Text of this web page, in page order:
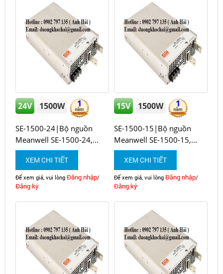
24V 1500W 1
SE-1500-24|Bộ nguồn
Meanwell SE-1500-24,...
XEM CHI TIẾT
Để xem giá, vui lòng Đăng nhập/
Đăng ký
15V 1500W 1
SE-1500-15|Bộ nguồn
Meanwell SE-1500-15,...
XEM CHI TIẾT
Để xem giá, vui lòng Đăng nhập/
Đăng ký